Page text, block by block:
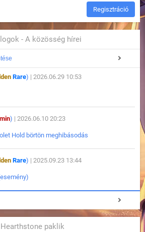
Regisztráció
- A közösség hírei
Rare) | 2026.06.29 10:53
) | 2026.06.10 20:23
Hold börtön meghibásodás
Rare) | 2025.09.23 13:44
Hearthstone paklik